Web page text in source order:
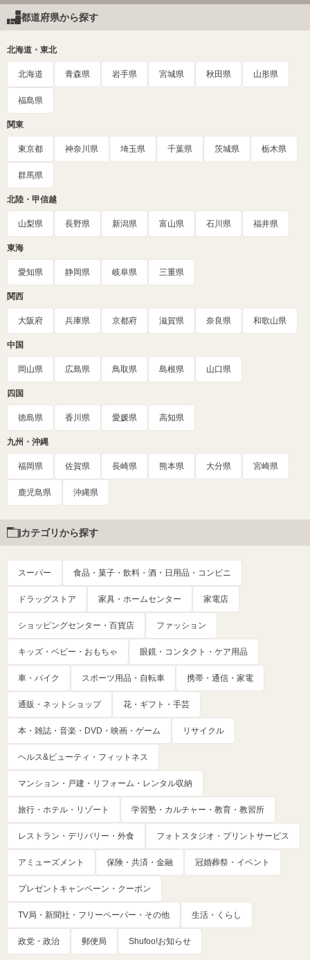
都道府県から探す
北海道・東北
北海道 青森県 岩手県 宮城県 秋田県 山形県
福島県
関東
東京都 神奈川県 埼玉県 千葉県 茨城県 栃木県
群馬県
北陸・甲信越
山梨県 長野県 新潟県 富山県 石川県 福井県
東海
愛知県 静岡県 岐阜県 三重県
関西
大阪府 兵庫県 京都府 滋賀県 奈良県 和歌山県
中国
岡山県 広島県 鳥取県 島根県 山口県
四国
徳島県 香川県 愛媛県 高知県
九州・沖縄
福岡県 佐賀県 長崎県 熊本県 大分県 宮崎県
鹿児島県 沖縄県
カテゴリから探す
スーパー 食品・菓子・飲料・酒・日用品・コンビニ
ドラッグストア 家具・ホームセンター 家電店
ショッピングセンター・百貨店 ファッション
キッズ・ベビー・おもちゃ 眼鏡・コンタクト・ケア用品
車・バイク スポーツ用品・自転車 携帯・通信・家電
通販・ネットショップ 花・ギフト・手芸
本・雑誌・音楽・DVD・映画・ゲーム リサイクル
ヘルス&ビューティ・フィットネス
マンション・戸建・リフォーム・レンタル収納
旅行・ホテル・リゾート 学習塾・カルチャー・教育・教習所
レストラン・デリバリー・外食 フォトスタジオ・プリントサービス
アミューズメント 保険・共済・金融 冠婚葬祭・イベント
プレゼントキャンペーン・クーポン
TV局・新聞社・フリーペーパー・その他 生活・くらし
政党・政治 郵便局 Shufoo!お知らせ